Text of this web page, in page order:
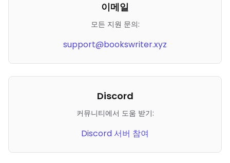
이메일
모든 지원 문의:
support@bookswriter.xyz
Discord
커뮤니티에서 도움 받기:
Discord 서버 참여